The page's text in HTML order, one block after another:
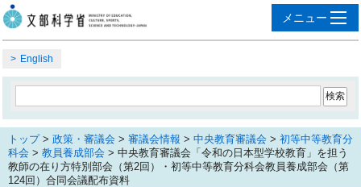
English
トップ> 政策・審議会 > 審議会情報 > 中央教育審議会 > 初等中等教育分
科会 > 教員養成部会 > 中央教育審議会「令和の日本型学校教育」を担う
教師の在り方特別部会（第2回）・初等中等教育分科会教員養成部会（第
124回）合同会議配布資料